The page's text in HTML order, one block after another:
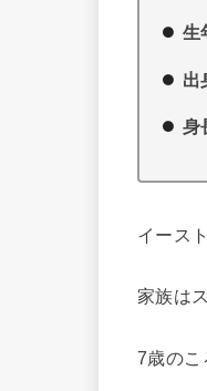
生
出
身
イース
家族は
7歳のこ